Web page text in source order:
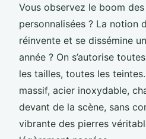
Vous observez le boom
personnalisées ? La notion
réinvente et se dissémine
année ? On s’autorise
les tailles, toutes les
massif, acier inoxydable,
devant de la scène, sans
vibrante des pierres